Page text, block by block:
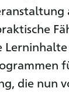
die nun